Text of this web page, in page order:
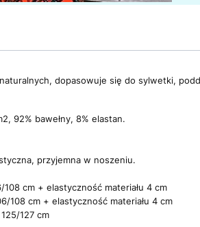
naturalnych, dopasowuje się do sylwetki,
92% bawełny, 8% elastan.
przyjemna w noszeniu.
108 cm + elastyczność materiału 4 cm
108 cm + elastyczność materiału 4 cm
127 cm